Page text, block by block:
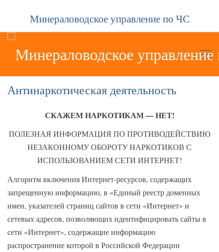
Минераловодское управление по ЧС
Антинаркотическая деятельность
СКАЖЕМ НАРКОТИКАМ — НЕТ!
ПОЛЕЗНАЯ ИНФОРМАЦИЯ ПО ПРОТИВОДЕЙСТВИЮ
НЕЗАКОННОМУ ОБОРОТУ НАРКОТИКОВ С
ИСПОЛЬЗОВАНИЕМ СЕТИ ИНТЕРНЕТ!
Алгоритм включения Интернет-ресурсов, содержащих
запрещенную информацию, в «Единый реестр доменных
имен, указателей страниц сайтов в сети «Интернет» и
сетевых адресов, позволяющих идентифицировать сайты в
сети «Интернет», содержащие информацию
распространение которой в Российской Федерации